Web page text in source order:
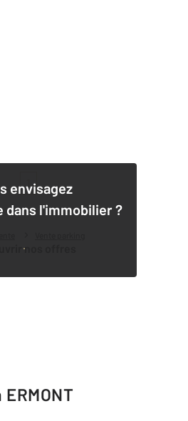
envisagez
dans l'immobilier ?
nos offres